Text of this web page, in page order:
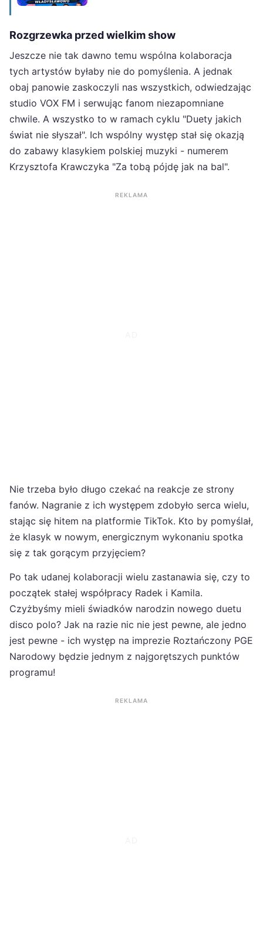
Rozgrzewka przed wielkim show
Jeszcze nie tak dawno temu wspólna kolaboracja
tych artystów byłaby nie do pomyślenia. A jednak
obaj panowie zaskoczyli nas wszystkich, odwiedzając
studio VOX FM i serwując fanom niezapomniane
chwile. A wszystko to w ramach cyklu "Duety jakich
świat nie słyszał". Ich wspólny występ stał się okazją
do zabawy klasykiem polskiej muzyki - numerem
Krzysztofa Krawczyka "Za tobą pójdę jak na bal".
REKLAMA
Nie trzeba było długo czekać na reakcje ze strony
fanów. Nagranie z ich występem zdobyło serca wielu,
stając się hitem na platformie TikTok. Kto by pomyślał,
że klasyk w nowym, energicznym wykonaniu spotka
się z tak gorącym przyjęciem?
Po tak udanej kolaboracji wielu zastanawia się, czy to
początek stałej współpracy Radek i Kamila.
Czyżbyśmy mieli świadków narodzin nowego duetu
disco polo? Jak na razie nic nie jest pewne, ale jedno
jest pewne - ich występ na imprezie Roztańczony PGE
Narodowy będzie jednym z najgorętszych punktów
programu!
REKLAMA